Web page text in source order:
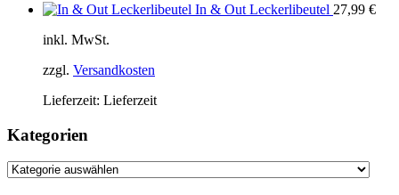
In & Out Leckerlibeutel 27,99 €
inkl. MwSt.
zzgl. Versandkosten
Lieferzeit: Lieferzeit
Kategorien
Kategorien